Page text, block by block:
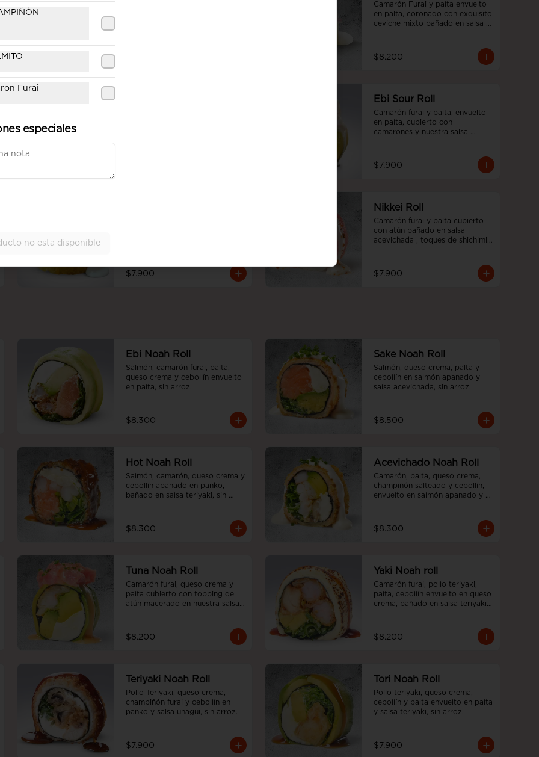
Camarón Furai y palta envuelto
en palta, coronado con exquisito
ceviche mixto bañado en salsa
$8.200
Ebi Sour Roll
Camarón furai y palta, envuelto
en palta, cubierto con
camarones y nuestra salsa
$7.900
Palta y criolla, apanado en
$7.900
Nikkei Roll
Camarón furai y palta cubierto
con atún bañado en salsa
acevichada , toques de shichimi
$7.900
Ebi Noah Roll
Salmón, camarón furai, palta,
queso crema y cebollín envuelto
en palta, sin arroz.
$8.300
Sake Noah Roll
Salmón, queso crema, palta y
cebollín en salmón apanado y
salsa acevichada, sin arroz.
$8.500
Hot Noah Roll
Salmón, camarón, queso crema y
cebollín apanado en panko,
bañado en salsa teriyaki, sin
$8.300
Acevichado Noah Roll
Camarón, palta, queso crema,
champiñón salteado y cebollín,
envuelto en salmón apanado y
$8.300
Tuna Noah Roll
Camarón furai, queso crema y
palta cubierto con topping de
atún macerado en nuestra salsa
$8.200
Yaki Noah roll
Camarón furai, pollo teriyaki,
palta, cebollín envuelto en queso
crema, bañado en salsa teriyaki,
$8.200
Teriyaki Noah Roll
Pollo Teriyaki, queso crema,
champiñón furai y cebollín en
panko y salsa unagui, sin arroz.
$7.900
Tori Noah Roll
Pollo teriyaki, queso crema,
cebollín y palta envuelto en palta
y salsa teriyaki, sin arroz.
$7.900
Furai
especiales
no esta disponible